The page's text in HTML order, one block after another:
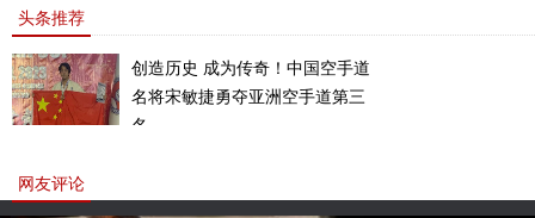
头条推荐
创造历史 成为传奇！中国空手道
名将宋敏捷勇夺亚洲空手道第三
名。
网友评论